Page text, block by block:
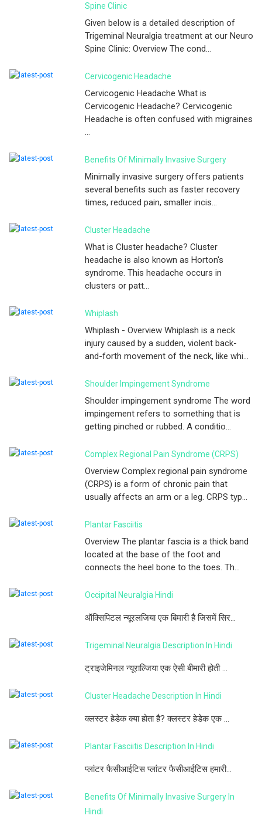
Spine Clinic
Given below is a detailed description of
Trigeminal Neuralgia treatment at our Neuro
Spine Clinic: Overview The cond...
Cervicogenic Headache
Cervicogenic Headache What is
Cervicogenic Headache? Cervicogenic
Headache is often confused with migraines
...
Benefits Of Minimally Invasive Surgery
Minimally invasive surgery offers patients
several benefits such as faster recovery
times, reduced pain, smaller incis...
Cluster Headache
What is Cluster headache? Cluster
headache is also known as Horton's
syndrome. This headache occurs in
clusters or patt...
Whiplash
Whiplash - Overview Whiplash is a neck
injury caused by a sudden, violent back-
and-forth movement of the neck, like whi...
Shoulder Impingement Syndrome
Shoulder impingement syndrome The word
impingement refers to something that is
getting pinched or rubbed. A conditio...
Complex Regional Pain Syndrome (CRPS)
Overview Complex regional pain syndrome
(CRPS) is a form of chronic pain that
usually affects an arm or a leg. CRPS typ...
Plantar Fasciitis
Overview The plantar fascia is a thick band
located at the base of the foot and
connects the heel bone to the toes. Th...
Occipital Neuralgia Hindi
ऑक्सिपिटल न्यूरलजिया एक बिमारी है जिसमें सिर...
Trigeminal Neuralgia Description In Hindi
ट्राइजेमिनल न्यूराल्जिया एक ऐसी बीमारी होती ...
Cluster Headache Description In Hindi
क्लस्टर हेडेक क्या होता है? क्लस्टर हेडेक एक ...
Plantar Fasciitis Description In Hindi
प्लांटर फैसीआईटिस प्लांटर फैसीआईटिस हमारी...
Benefits Of Minimally Invasive Surgery In
Hindi